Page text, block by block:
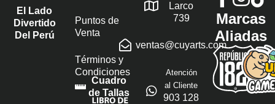
El Lado
Divertido
Del Perú
Puntos de
Venta
Términos y
Condiciones
Cuadro
de Tallas
Larco
739
ventas@cuyarts.com
Atención
al Cliente
903 128
Marcas
Aliadas